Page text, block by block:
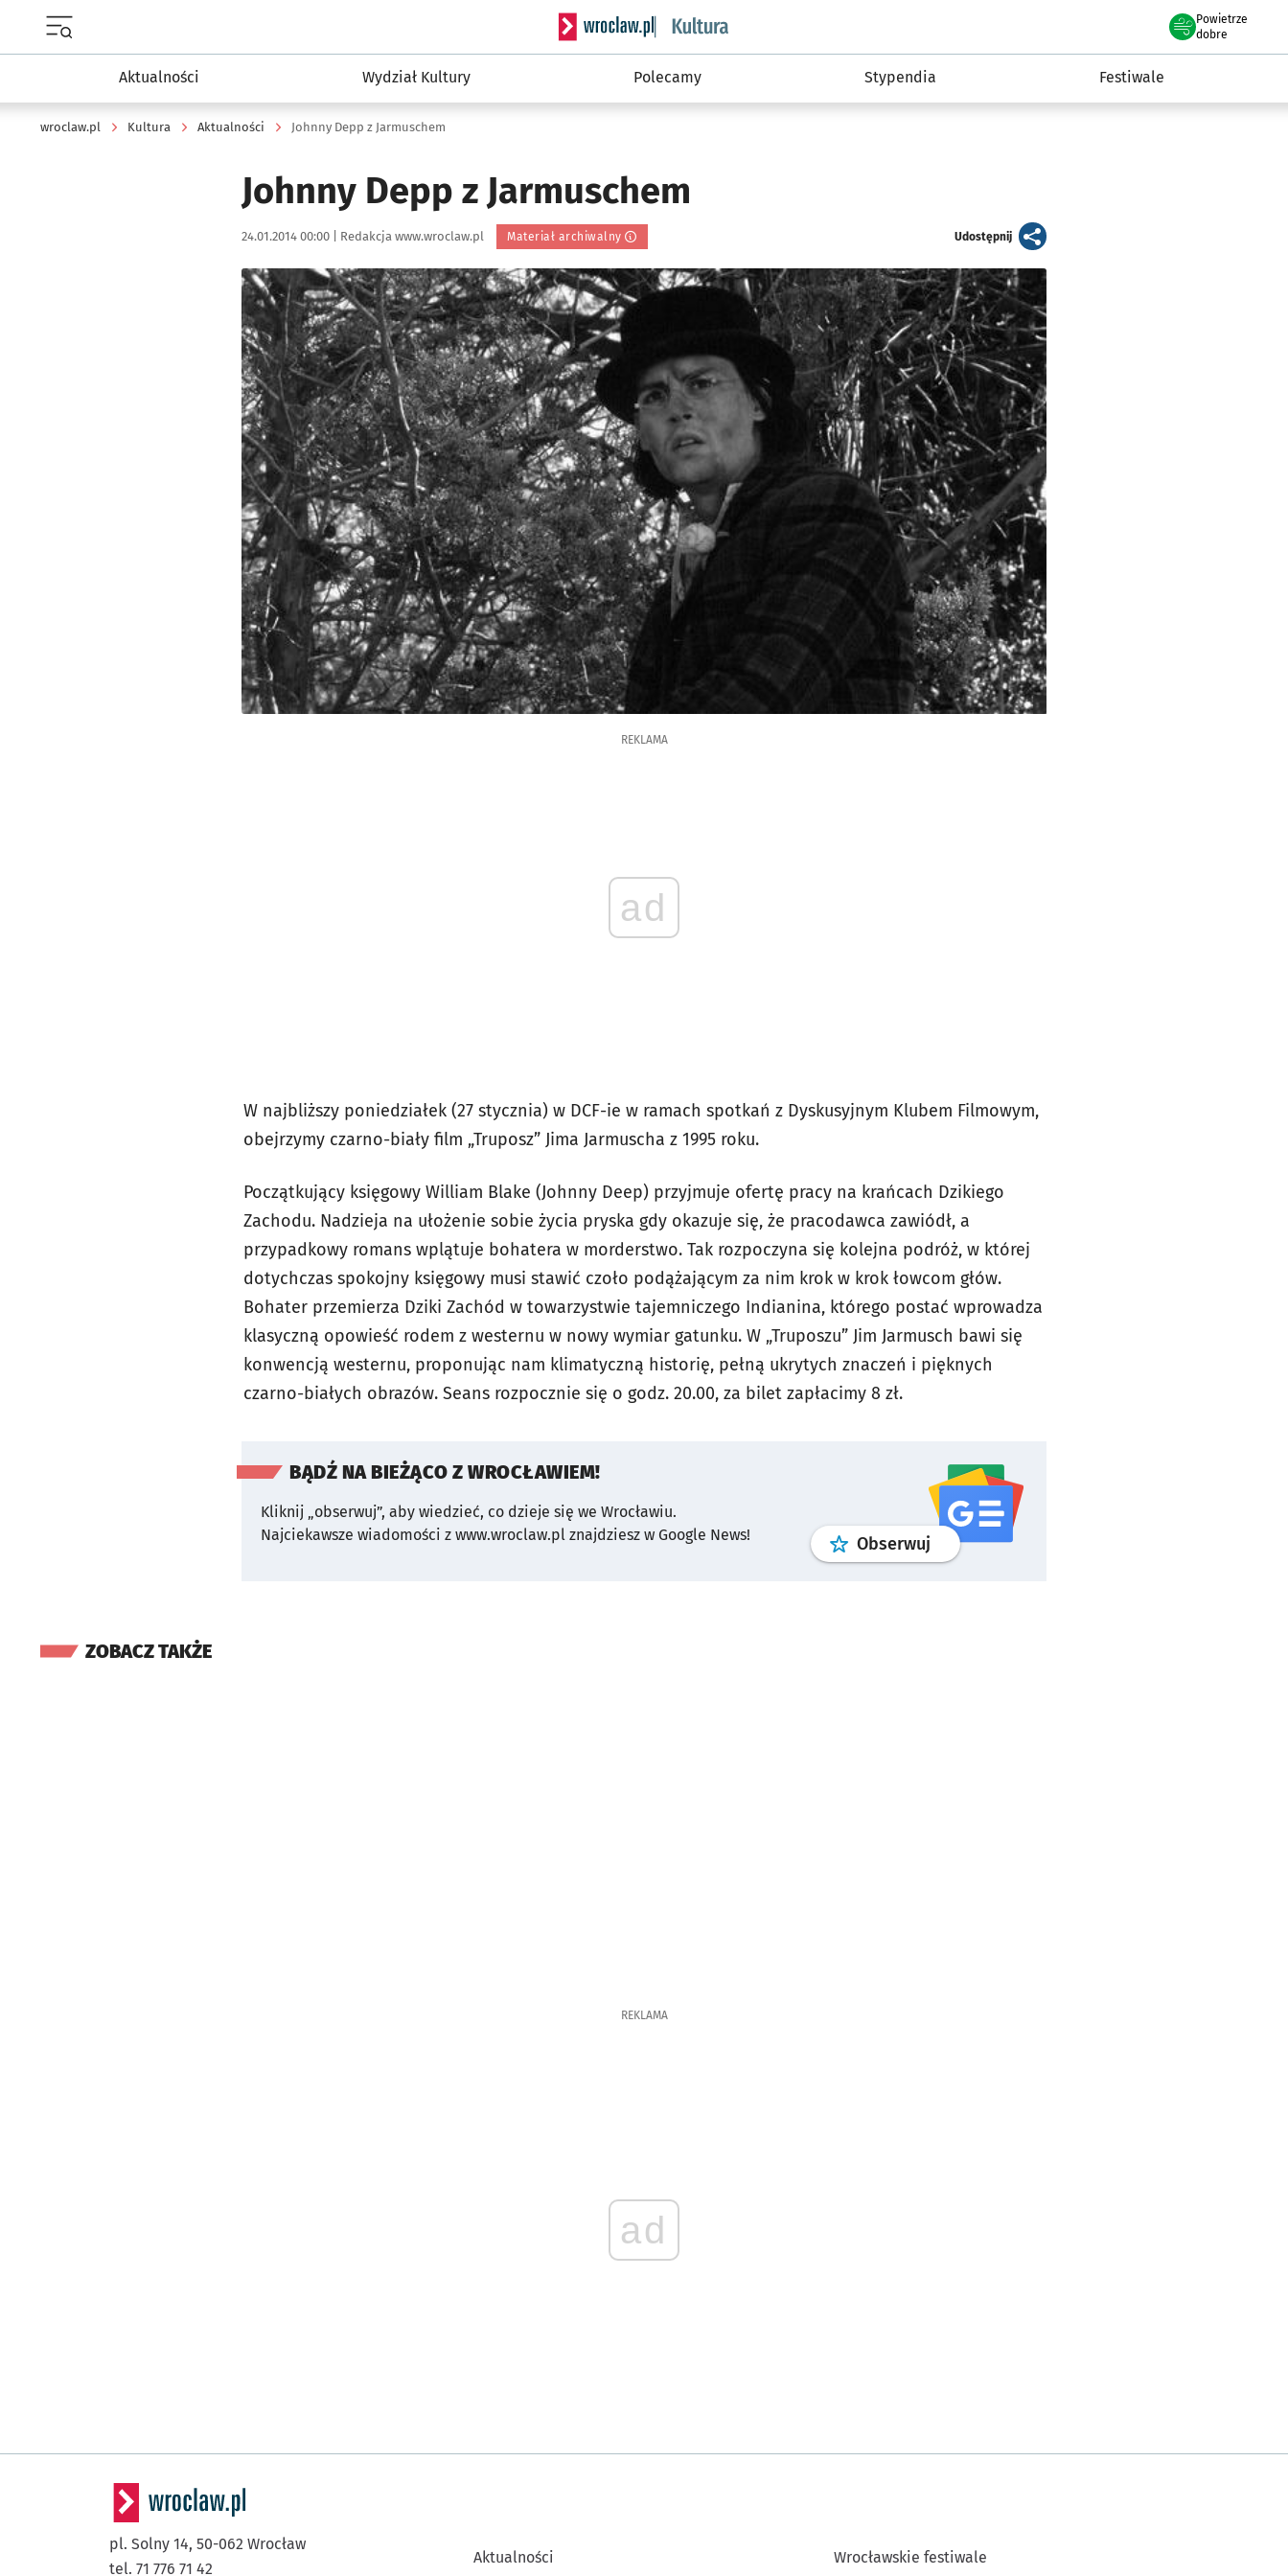
Serwis informacyjny wroclaw.pl podserwis: Kultura
Powietrze
we Wrocławiu
dobre
Aktualności Wydział Kultury Polecamy Stypendia Festiwale
wroclaw.pl Kultura Aktualności Johnny Depp z Jarmuschem
Johnny Depp z Jarmuschem
Data publikacji:
24.01.2014 00:00 | Autor:
Redakcja www.wroclaw.pl Materiał archiwalny Udostępnijartykuł
Kliknij, aby powiększyć
REKLAMA
ad
W najbliższy poniedziałek (27 stycznia) w DCF-ie w ramach spotkań z Dyskusyjnym Klubem Filmowym,
obejrzymy czarno-biały film „Truposz” Jima Jarmuscha z 1995 roku.
Początkujący księgowy William Blake (Johnny Deep) przyjmuje ofertę pracy na krańcach Dzikiego
Zachodu. Nadzieja na ułożenie sobie życia pryska gdy okazuje się, że pracodawca zawiódł, a
przypadkowy romans wplątuje bohatera w morderstwo. Tak rozpoczyna się kolejna podróż, w której
dotychczas spokojny księgowy musi stawić czoło podążającym za nim krok w krok łowcom głów.
Bohater przemierza Dziki Zachód w towarzystwie tajemniczego Indianina, którego postać wprowadza
klasyczną opowieść rodem z westernu w nowy wymiar gatunku. W „Truposzu” Jim Jarmusch bawi się
konwencją westernu, proponując nam klimatyczną historię, pełną ukrytych znaczeń i pięknych
czarno-białych obrazów. Seans rozpocznie się o godz. 20.00, za bilet zapłacimy 8 zł.
BĄDŹ NA BIEŻĄCO Z WROCŁAWIEM!
Kliknij „obserwuj”, aby wiedzieć, co dzieje się we Wrocławiu.
Najciekawsze wiadomości z www.wroclaw.pl znajdziesz w Google News!
Obserwuj profilgoogle news
ZOBACZ TAKŻE
REKLAMA
ad
pl. Solny 14, 50-062 Wrocław
tel. 71 776 71 42
Aktualności Wrocławskie festiwale